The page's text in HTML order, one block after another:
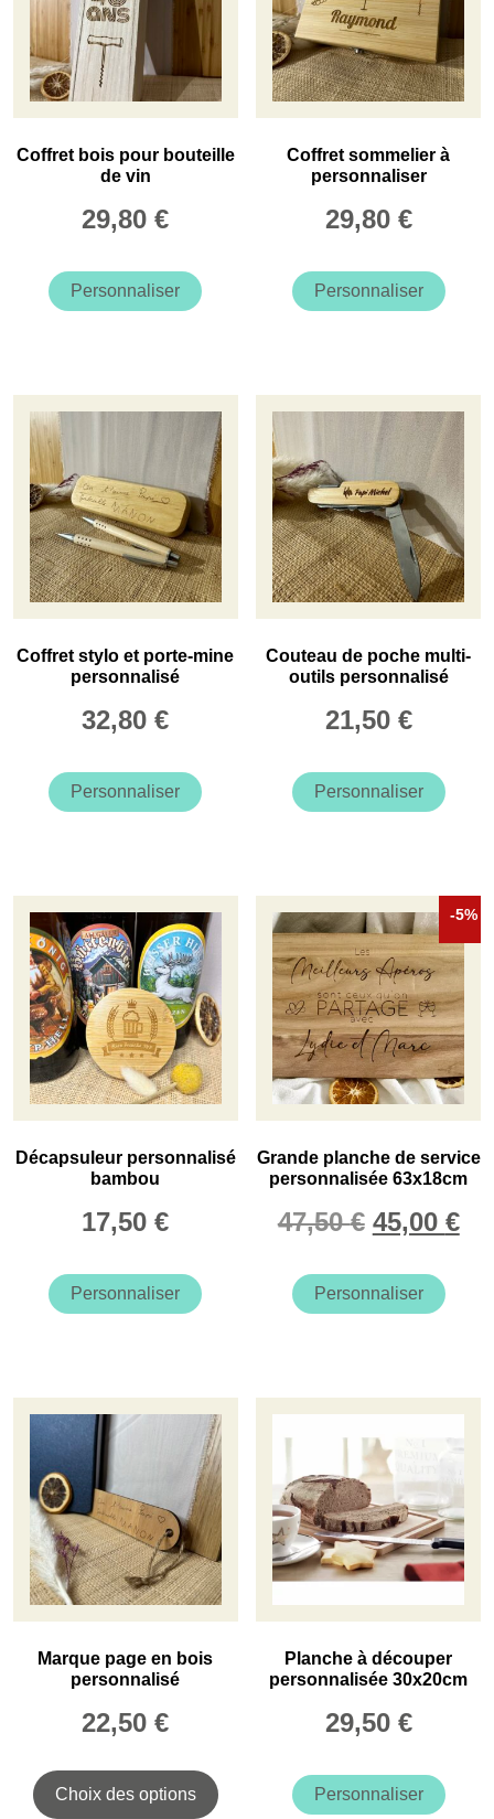
page
produit
Coffret bois pour bouteille
de vin
29,80€
Personnaliser
Coffret sommelier à
personnaliser
29,80 €
Personnaliser
Coffret stylo et porte-mine
personnalisé
32,80€
Personnaliser
Couteau de poche multi-
outils personnalisé
21,50 €
Personnaliser
Décapsuleur personnalisé
bambou
17,50€
Personnaliser
-5%
Grande planche de service
personnalisée 63x18cm
47,50€ Le
initial
était :
45,00 €Le
Personnaliser
Marque page en bois
personnalisé
22,50€
Choix des options
produit
Planche à découper
personnalisée 30x20cm
29,50 €
Personnaliser